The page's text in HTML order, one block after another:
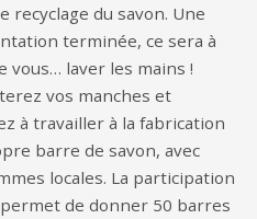
recyclage du savon. Une
terminée, ce sera à
vous… laver les mains !
vos manches et
à travailler à la fabrication
barre de savon, avec
locales. La participation
de donner 50 barres